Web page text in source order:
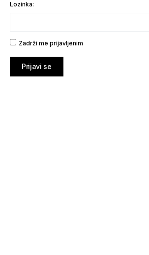
Lozinka:
Zadrži me prijavljenim
Prijavi se